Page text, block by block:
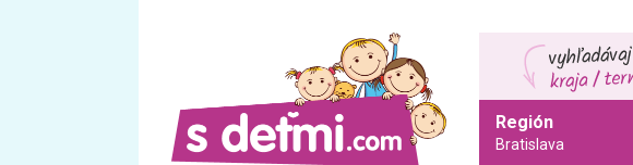
Región
Bratislava